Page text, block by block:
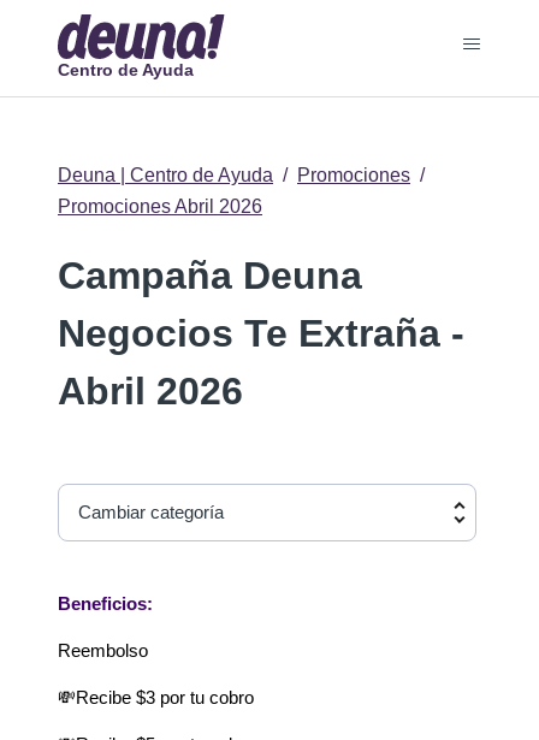
Centro de Ayuda
Deuna | Centro de Ayuda
Promociones
Promociones Abril 2026
Campaña Deuna
Negocios Te Extraña -
Abril 2026
Cambiar categoría
Beneficios:
Reembolso
💸Recibe $3 por tu cobro